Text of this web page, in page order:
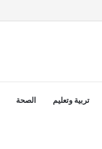
تربية وتعليم الصحة